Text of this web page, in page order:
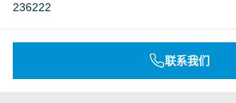
236222
联系我们